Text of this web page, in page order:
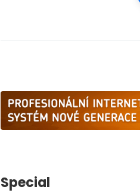
Special